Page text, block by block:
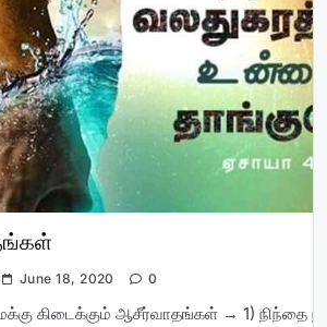
June 18, 2020 0
கிடைக்கும் ஆசீர்வாதங்கள் → 1) நிந்தை